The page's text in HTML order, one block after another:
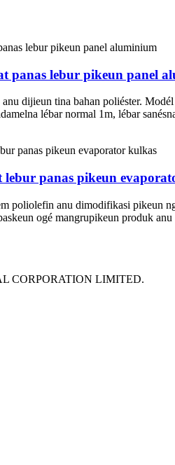
panas lebur pikeun panel
dijieun tina bahan poliéster.
lébar normal 1m, lébar
lebur panas pikeun
poliolefin anu dimodifikasi pikeun
ogé mangrupikeun produk
CORPORATION LIMITED.